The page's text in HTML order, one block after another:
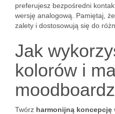
preferujesz bezpośredni
wersję analogową. Pamiętaj,
zalety i dostosowują się do
Jak
kolorów i
Twórz harmonijną koncepcję